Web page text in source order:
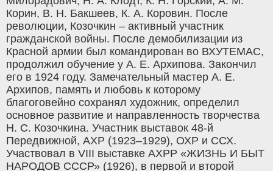
Корин, В. Н. Бакшеев, К. А. Коровин. После
революции, Козочкин – активный участник
гражданской войны. После демобилизации из
Красной армии был командирован во ВХУТЕМАС,
продолжил обучение у А. Е. Архипова. Закончил
его в 1924 году. Замечательный мастер А. Е.
Архипов, память и любовь к которому
благоговейно сохранял художник, определил
основное развитие и направленность творчества
Н. С. Козочкина. Участник выставок 48-й
Передвижной, АХР (1923–1929), ОХР и ССХ.
Участвовал в VIII выставке АХРР «ЖИЗНЬ И БЫТ
НАРОДОВ СССР» (1926), в первой и второй